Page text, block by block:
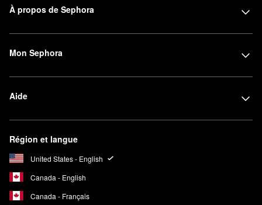
À propos de Sephora
Mon Sephora
Aide
Région et langue
United States - English
Canada - English
Canada - Français